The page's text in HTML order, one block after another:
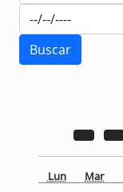
Lun Mar